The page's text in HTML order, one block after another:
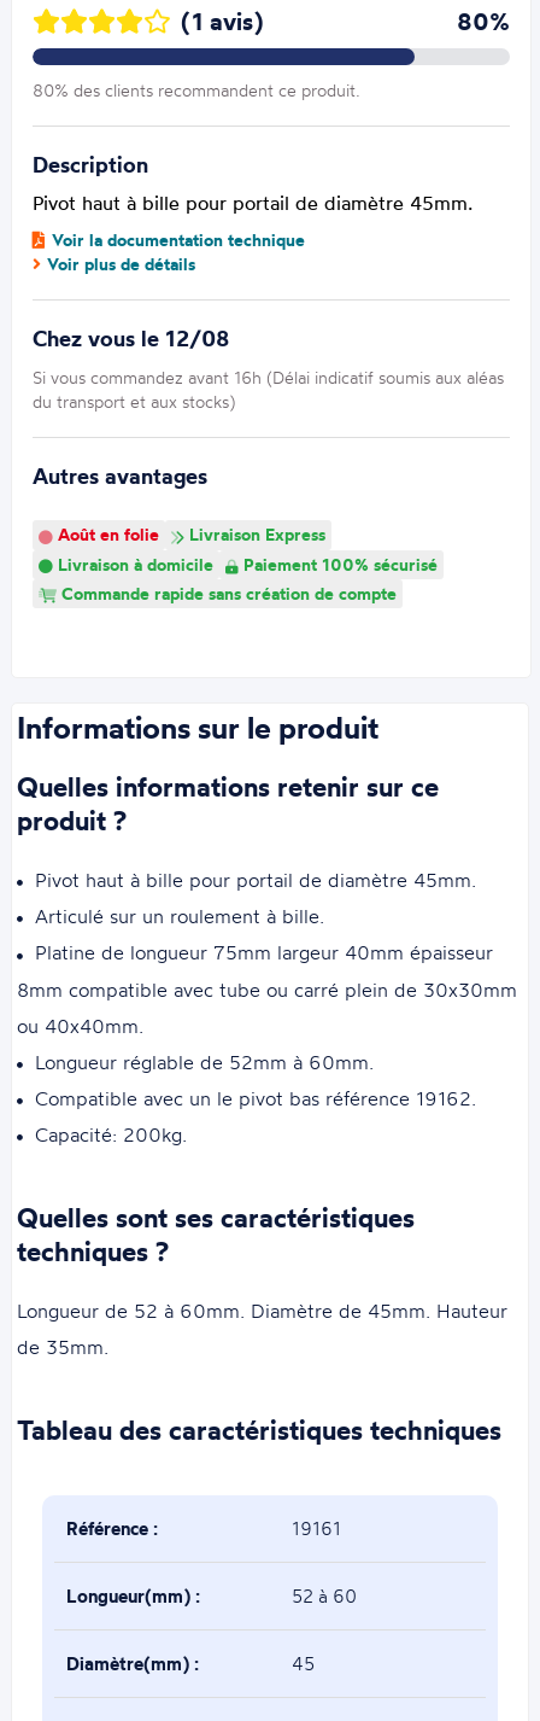
(1 avis) 80%
80% des clients recommandent ce produit.
Description
Pivot haut à bille pour portail de diamètre 45mm.
Voir la documentation technique
Voir plus de détails
Chez vous le 12/08
Si vous commandez avant 16h (Délai indicatif soumis aux aléas
du transport et aux stocks)
Autres avantages
Août en folie
Livraison Express
Livraison à domicile
Paiement 100% sécurisé
Commande rapide sans création de compte
Informations sur le produit
Quelles informations retenir sur ce
produit ?
Pivot haut à bille pour portail de diamètre 45mm.
Articulé sur un roulement à bille.
Platine de longueur 75mm largeur 40mm épaisseur
8mm compatible avec tube ou carré plein de 30x30mm
ou 40x40mm.
Longueur réglable de 52mm à 60mm.
Compatible avec un le pivot bas référence 19162.
Capacité: 200kg.
Quelles sont ses caractéristiques
techniques ?
Longueur de 52 à 60mm. Diamètre de 45mm. Hauteur
de 35mm.
Tableau des caractéristiques techniques
Référence : 19161
Longueur(mm) : 52 à 60
Diamètre(mm) : 45